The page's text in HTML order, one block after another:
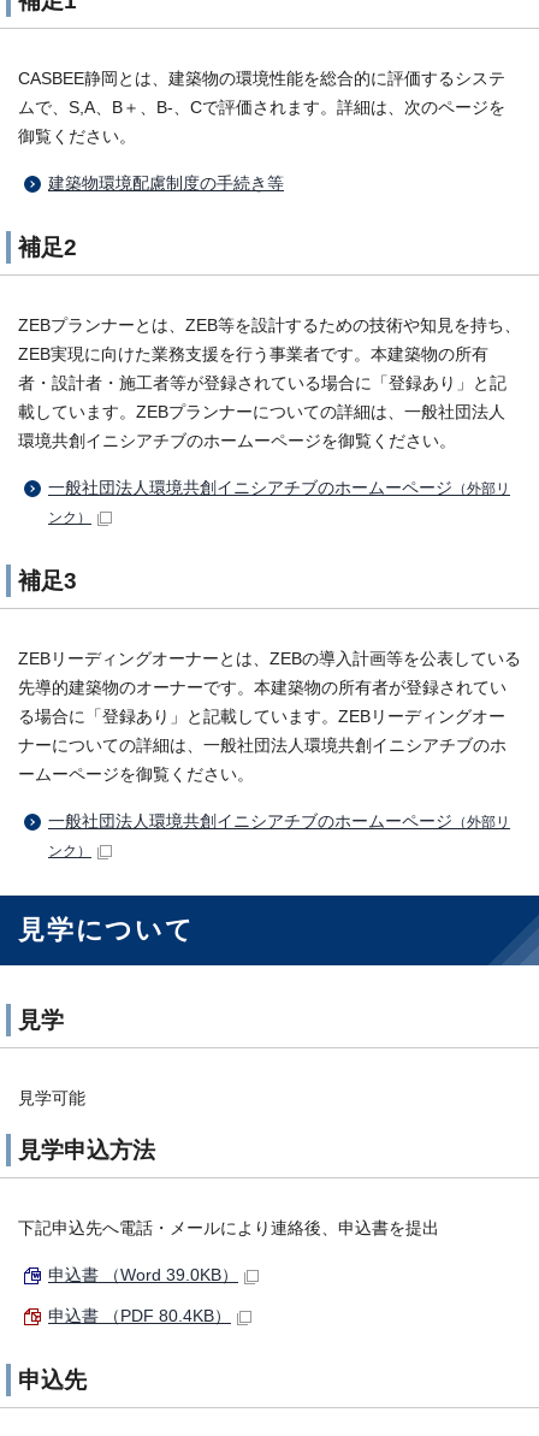
CASBEE静岡とは、建築物の環境性能を総合的に評価するシステ
ムで、S,A、B＋、B-、Cで評価されます。詳細は、次のページを
御覧ください。
建築物環境配慮制度の手続き等
補足2
ZEBプランナーとは、ZEB等を設計するための技術や知見を持ち、
ZEB実現に向けた業務支援を行う事業者です。本建築物の所有
者・設計者・施工者等が登録されている場合に「登録あり」と記
載しています。ZEBプランナーについての詳細は、一般社団法人
環境共創イニシアチブのホームーページを御覧ください。
一般社団法人環境共創イニシアチブのホームーページ （外部リ
ンク）
補足3
ZEBリーディングオーナーとは、ZEBの導入計画等を公表している
先導的建築物のオーナーです。本建築物の所有者が登録されてい
る場合に「登録あり」と記載しています。ZEBリーディングオー
ナーについての詳細は、一般社団法人環境共創イニシアチブのホ
ームーページを御覧ください。
一般社団法人環境共創イニシアチブのホームーページ （外部リ
ンク）
見学について
見学
見学可能
見学申込方法
下記申込先へ電話・メールにより連絡後、申込書を提出
申込書 （Word 39.0KB）
申込書 （PDF 80.4KB）
申込先